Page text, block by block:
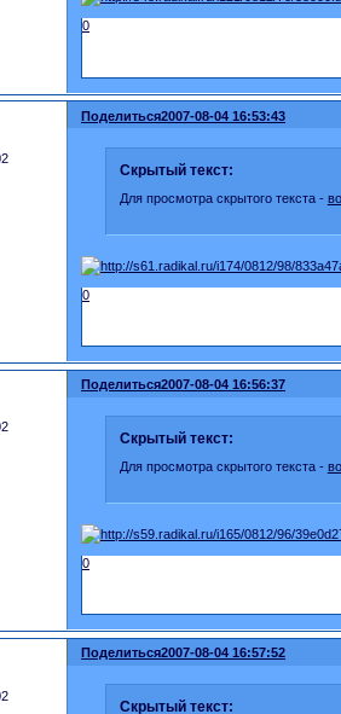
0
Поделиться2007-08-04 16:53:43
Скрытый текст:
Для просмотра скрытого текста -
0
Поделиться2007-08-04 16:56:37
Скрытый текст:
Для просмотра скрытого текста -
0
Поделиться2007-08-04 16:57:52
Скрытый текст: